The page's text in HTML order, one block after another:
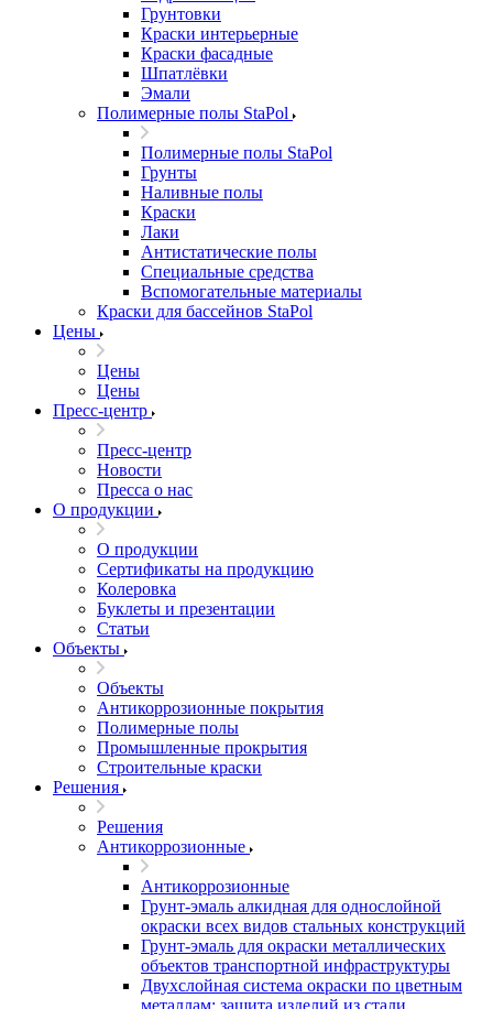
Грунтовки
Краски интерьерные
Краски фасадные
Шпатлёвки
Эмали
Полимерные полы StaPol
Полимерные полы StaPol
Грунты
Наливные полы
Краски
Лаки
Антистатические полы
Специальные средства
Вспомогательные материалы
Краски для бассейнов StaPol
Цены
Цены
Цены
Пресс-центр
Пресс-центр
Новости
Пресса о нас
О продукции
О продукции
Сертификаты на продукцию
Колеровка
Буклеты и презентации
Статьи
Объекты
Объекты
Антикоррозионные покрытия
Полимерные полы
Промышленные прокрытия
Строительные краски
Решения
Решения
Антикоррозионные
Антикоррозионные
Грунт-эмаль алкидная для однослойной
окраски всех видов стальных конструкций
Грунт-эмаль для окраски металлических
объектов транспортной инфраструктуры
Двухслойная система окраски по цветным
металлам: защита изделий из стали,